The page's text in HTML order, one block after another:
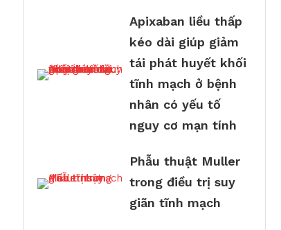
Apixaban liều thấp
kéo dài giúp giảm
tái phát huyết khối
tĩnh mạch ở bệnh
nhân có yếu tố
nguy cơ mạn tính
Phẫu thuật Muller
trong điều trị suy
giãn tĩnh mạch